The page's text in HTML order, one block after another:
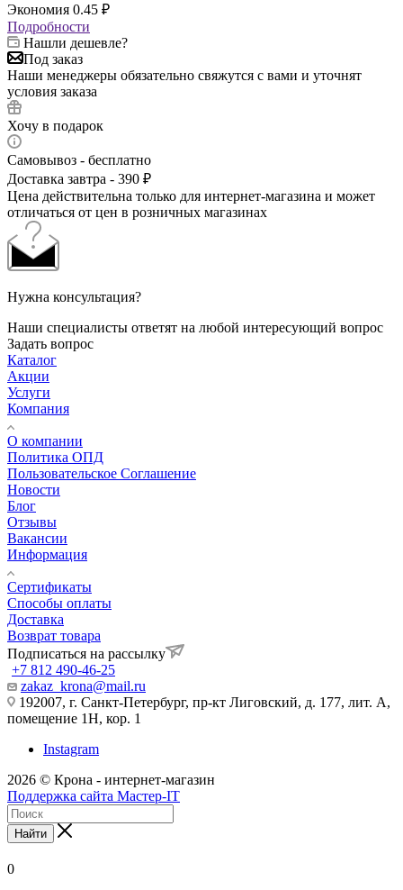
Экономия 0.45 ₽
Подробности
Нашли дешевле?
Под заказ
Наши менеджеры обязательно свяжутся с вами и уточнят
условия заказа
Хочу в подарок
Самовывоз - бесплатно
Доставка завтра - 390 ₽
Цена действительна только для интернет-магазина и может
отличаться от цен в розничных магазинах
Нужна консультация?
Наши специалисты ответят на любой интересующий вопрос
Задать вопрос
Каталог
Акции
Услуги
Компания
О компании
Политика ОПД
Пользовательское Соглашение
Новости
Блог
Отзывы
Вакансии
Информация
Сертификаты
Способы оплаты
Доставка
Возврат товара
Подписаться на рассылку
+7 812 490-46-25
zakaz_krona@mail.ru
192007, г. Санкт-Петербург, пр-кт Лиговский, д. 177, лит. А,
помещение 1Н, кор. 1
Instagram
2026 © Крона - интернет-магазин
Поддержка сайта Мастер-IT
Найти
0